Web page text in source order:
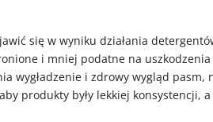
się w wyniku działania
i mniej podatne na uszkodzenia
wygładzenie i zdrowy wygląd pasm,
produkty były lekkiej konsystencji, a